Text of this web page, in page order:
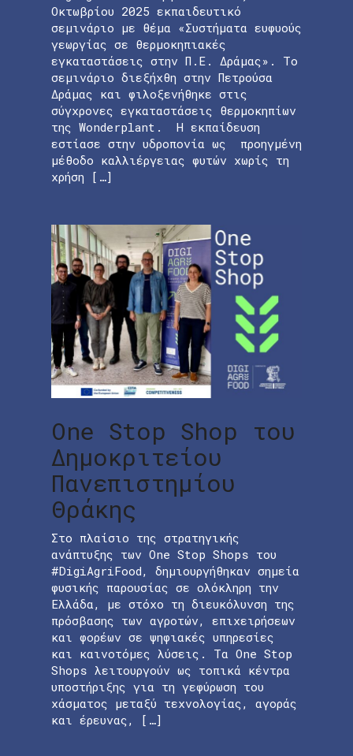
Οκτωβρίου 2025 εκπαιδευτικό
σεμινάριο με θέμα «Συστήματα ευφυούς
γεωργίας σε θερμοκηπιακές
εγκαταστάσεις στην Π.Ε. Δράμας». Το
σεμινάριο διεξήχθη στην Πετρούσα
Δράμας και φιλοξενήθηκε στις
σύγχρονες εγκαταστάσεις θερμοκηπίων
της Wonderplant. Η εκπαίδευση
εστίασε στην υδροπονία ως προηγμένη
μέθοδο καλλιέργειας φυτών χωρίς τη
χρήση […]
One Stop Shop του
Δημοκριτείου
Πανεπιστημίου
Θράκης
Στο πλαίσιο της στρατηγικής
ανάπτυξης των One Stop Shops του
#DigiAgriFood, δημιουργήθηκαν σημεία
φυσικής παρουσίας σε ολόκληρη την
Ελλάδα, με στόχο τη διευκόλυνση της
πρόσβασης των αγροτών, επιχειρήσεων
και φορέων σε ψηφιακές υπηρεσίες
και καινοτόμες λύσεις. Τα One Stop
Shops λειτουργούν ως τοπικά κέντρα
υποστήριξης για τη γεφύρωση του
χάσματος μεταξύ τεχνολογίας, αγοράς
και έρευνας, […]